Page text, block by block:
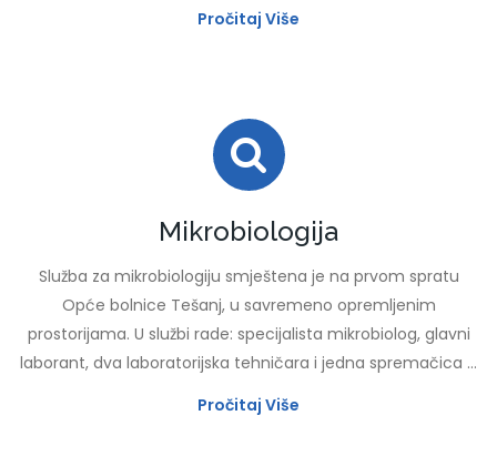
Pročitaj Više
Mikrobiologija
Služba za mikrobiologiju smještena je na prvom spratu
Opće bolnice Tešanj, u savremeno opremljenim
prostorijama. U službi rade: specijalista mikrobiolog, glavni
laborant, dva laboratorijska tehničara i jedna spremačica ...
Pročitaj Više